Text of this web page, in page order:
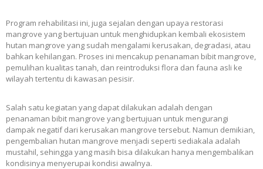
Program rehabilitasi ini, juga sejalan dengan upaya restorasi
mangrove yang bertujuan untuk menghidupkan kembali ekosistem
hutan mangrove yang sudah mengalami kerusakan, degradasi, atau
bahkan kehilangan. Proses ini mencakup penanaman bibit mangrove,
pemulihan kualitas tanah, dan reintroduksi flora dan fauna asli ke
wilayah tertentu di kawasan pesisir.
Salah satu kegiatan yang dapat dilakukan adalah dengan
penanaman bibit mangrove yang bertujuan untuk mengurangi
dampak negatif dari kerusakan mangrove tersebut. Namun demikian,
pengembalian hutan mangrove menjadi seperti sediakala adalah
mustahil, sehingga yang masih bisa dilakukan hanya mengembalikan
kondisinya menyerupai kondisi awalnya.